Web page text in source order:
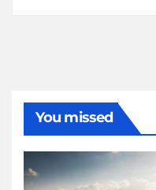
You missed